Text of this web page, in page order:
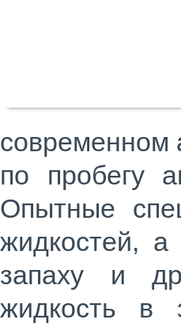
современном
по пробегу
Опытные
жидкостей, а
запаху и
жидкость в